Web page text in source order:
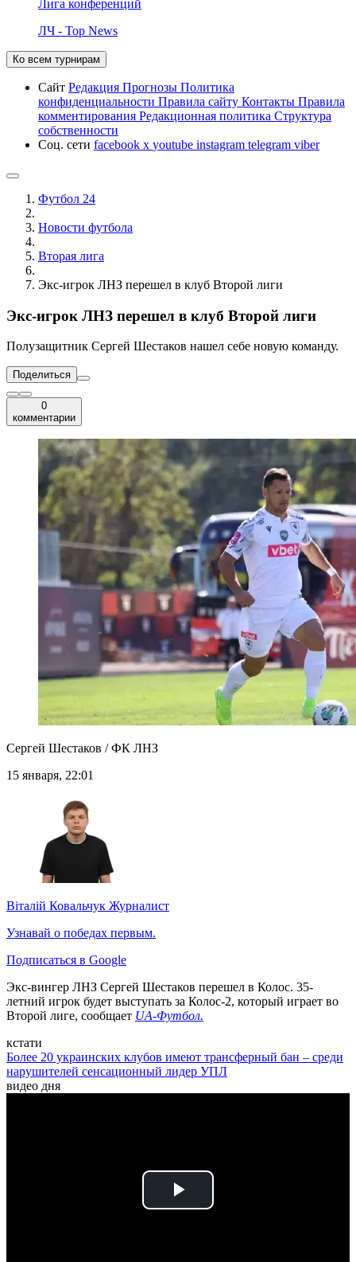
Лига конференций
ЛЧ - Top News
Ко всем турнирам
Сайт Редакция Прогнозы Политика
конфиденциальности Правила сайту Контакты Правила
комментирования Редакционная политика Структура
собственности
Соц. сети facebook x youtube instagram telegram viber
Футбол 24
Новости футбола
Вторая лига
Экс-игрок ЛНЗ перешел в клуб Второй лиги
Экс-игрок ЛНЗ перешел в клуб Второй лиги
Полузащитник Сергей Шестаков нашел себе новую команду.
Поделиться
0
комментарии
Сергей Шестаков / ФК ЛНЗ
15 января, 22:01
Віталій Ковальчук Журналист
Узнавай о победах первым.
Подписаться в Google
Экс-вингер ЛНЗ Сергей Шестаков перешел в Колос. 35-
летний игрок будет выступать за Колос-2, который играет во
Второй лиге, сообщает UA-Футбол.
кстати
Более 20 украинских клубов имеют трансферный бан – среди
нарушителей сенсационный лидер УПЛ
видео дня
Play